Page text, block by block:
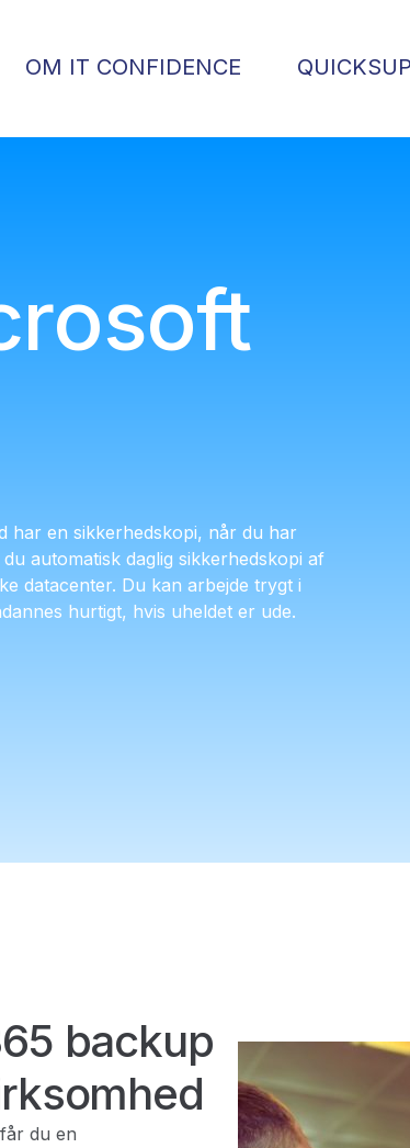
OM IT CONFIDENCE
har en sikkerhedskopi, når du har
automatisk daglig sikkerhedskopi af
datacenter. Du kan arbejde trygt i
hurtigt, hvis uheldet er ude.
backup
du en